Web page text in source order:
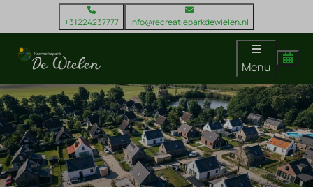
+31224237777 info@recreatieparkdewielen.nl
Menu